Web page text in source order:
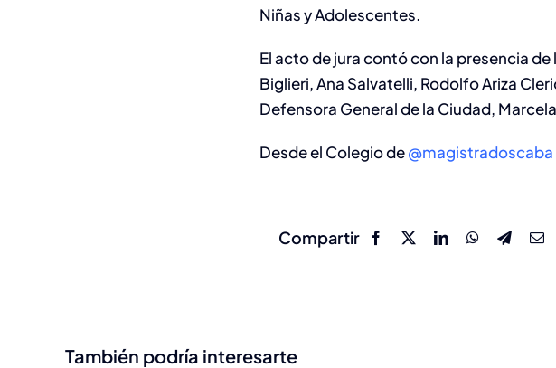
Niñas y Adolescentes.
El acto de jura contó con la presencia
Biglieri, Ana Salvatelli, Rodolfo Ariza
Defensora General de la Ciudad,
Desde el Colegio de@magistradoscaba
Compartir
También podría interesarte